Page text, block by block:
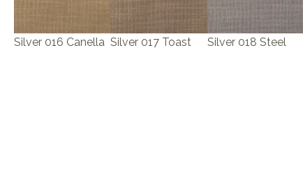
Silver 016 Canella Silver 017 Toast Silver 018 Steel